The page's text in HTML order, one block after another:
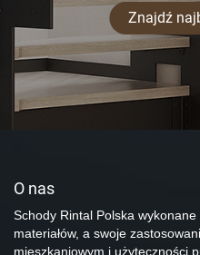
Znajdź
O nas
Schody Rintal Polska
materiałów, a swoje
mieszkaniowym i użyteczności